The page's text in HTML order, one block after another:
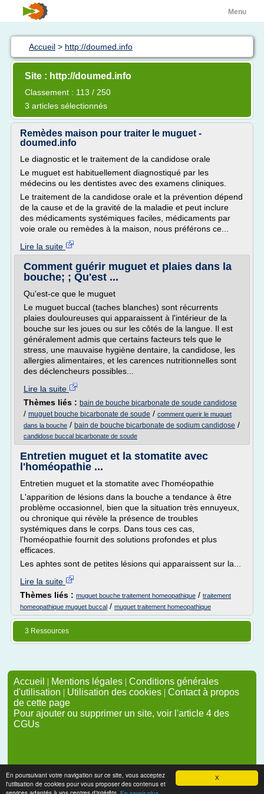
X
En poursuivant votre navigation sur ce site, vous acceptez
l'utilisation de cookies pour vous proposer des contenus et
Menu
Accueil > http://doumed.info
Site : http://doumed.info
Classement : 113 / 250
3 articles sélectionnés
Remèdes maison pour traiter le muguet -
doumed.info
Le diagnostic et le traitement de la candidose orale
Le muguet est habituellement diagnostiqué par les
médecins ou les dentistes avec des examens cliniques.
Le traitement de la candidose orale et la prévention dépend
de la cause et de la gravité de la maladie et peut inclure
des médicaments systémiques faciles, médicaments par
voie orale ou remèdes à la maison, nous préférons ce...
Lire la suite
Comment guérir muguet et plaies dans la
bouche; ; Qu'est ...
Qu'est-ce que le muguet
Le muguet buccal (taches blanches) sont récurrents
plaies douloureuses qui apparaissent à l'intérieur de la
bouche sur les joues ou sur les côtés de la langue. Il est
généralement admis que certains facteurs tels que le
stress, une mauvaise hygiène dentaire, la candidose, les
allergies alimentaires, et les carences nutritionnelles sont
des déclencheurs possibles...
Lire la suite
Thèmes liés : bain de bouche bicarbonate de soude candidose
/ muguet bouche bicarbonate de soude / comment guerir le muguet
dans la bouche / bain de bouche bicarbonate de sodium candidose /
candidose buccal bicarbonate de soude
Entretien muguet et la stomatite avec
l'homéopathie ...
Entretien muguet et la stomatite avec l'homéopathie
L'apparition de lésions dans la bouche a tendance à être
problème occasionnel, bien que la situation très ennuyeux,
ou chronique qui révèle la présence de troubles
systémiques dans le corps. Dans tous ces cas,
l'homéopathie fournit des solutions profondes et plus
efficaces.
Les aphtes sont de petites lésions qui apparaissent sur la...
Lire la suite
Thèmes liés : muguet bouche traitement homeopathique / traitement
homeopathique muguet buccal / muguet traitement homeopathique
3 Ressources
Accueil | Mentions légales | Conditions générales
d'utilisation | Utilisation des cookies | Contact à propos
de cette page
Pour ajouter ou supprimer un site, voir l'article 4 des
CGUs